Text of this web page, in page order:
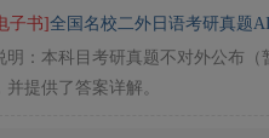
子书]全国名校二外日语考研真题
明：本科目考研真题不对外公布
并提供了答案详解。